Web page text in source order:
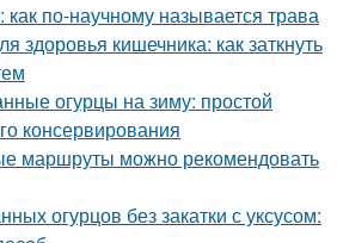
как по-научному называется трава
здоровья кишечника: как заткнуть
огурцы на зиму: простой
консервирования
маршруты можно рекомендовать
огурцов без закатки с уксусом: